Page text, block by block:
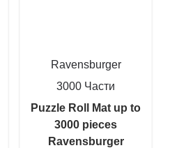
Ravensburger
3000 Части
Puzzle Roll Mat up to
3000 pieces
Ravensburger